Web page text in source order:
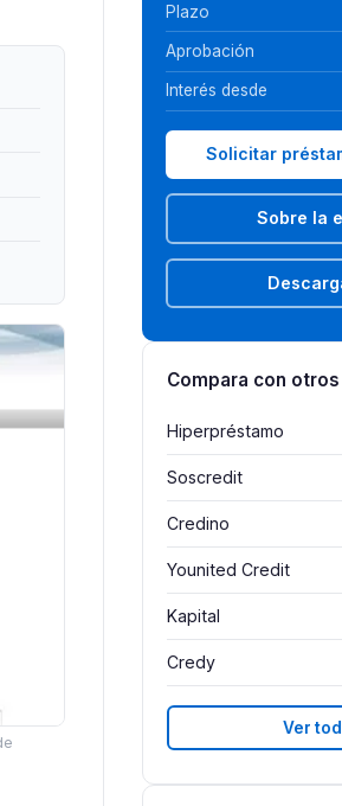
Plazo
Aprobación
Interés desde
Solicitar
Sobre la
Compara con otros
Hiperpréstamo
Soscredit
Credino
Younited Credit
Kapital
Credy
Ver